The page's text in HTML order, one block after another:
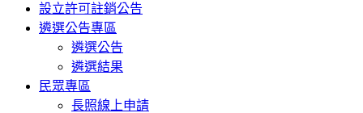
設立許可註銷公告
遴選公告專區
遴選公告
遴選結果
民眾專區
長照線上申請